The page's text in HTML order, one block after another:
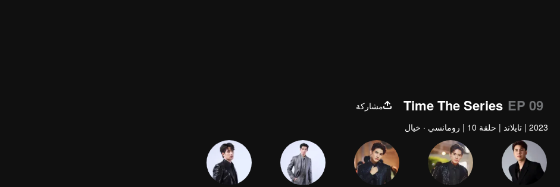
Time The Series EP 09
مشاركة
2023
| تايلاند | حلقة 10 | رومانسي · خيال